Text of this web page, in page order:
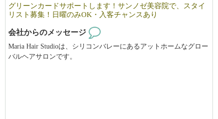
バレーにいる。
デリバリーのうどんは大人気。
日本食の可能性が、ここにはある。
その最先端を、EK FOOD SERVICESは走っています。
グリーンカードサポートします！サンノゼ美容院で、スタイ
リスト募集！日曜のみOK・入客チャンスあり
会社からのメッセージ
Maria Hair Studioは、シリコンバレーにあるアットホームなグロー
バルヘアサロンです。